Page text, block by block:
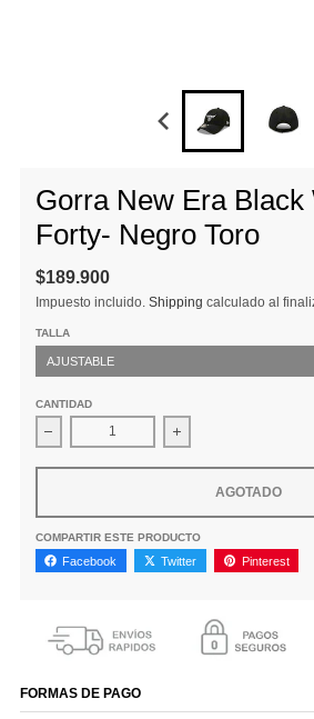
Gorra New Era Black
Forty- Negro Toro
$189.900
Impuesto incluido. Shipping calculado al
TALLA
AJUSTABLE
CANTIDAD
Disminuir cantidad para Gorra New
Aumentar la
AGOTADO
COMPARTIR ESTE PRODUCTO
Facebook Twitter Pinterest
FORMAS DE PAGO